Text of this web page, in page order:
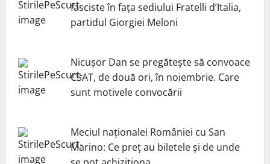
fasciste în fața sediului Fratelli d’Italia,
partidul Giorgiei Meloni
Nicuşor Dan se pregăteşte să convoace
CSAT, de două ori, în noiembrie. Care
sunt motivele convocării
Meciul naționalei României cu San
Marino: Ce preț au biletele și de unde